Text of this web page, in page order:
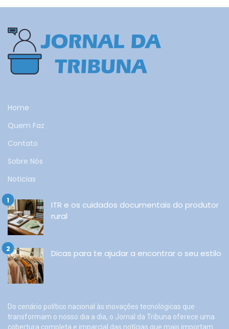
Home
Quem Faz
Contato
Sobre Nós
Noticias
ITR e os cuidados documentais do produtor
rural
Dicas para te ajudar a encontrar o seu estilo
Do cenário político nacional às inovações tecnológicas que
transformam o nosso dia a dia, o Jornal da Tribuna oferece uma
cobertura completa e imparcial das notícias que mais importam.